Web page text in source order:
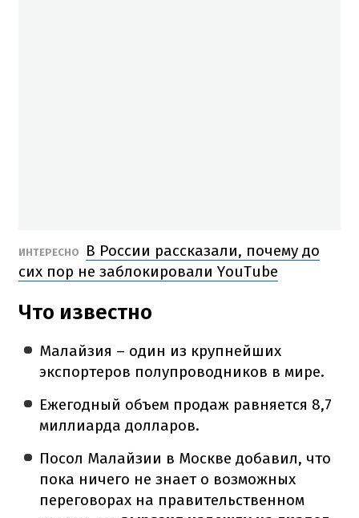
ИНТЕРЕСНО
В России рассказали, почему до
сих пор не заблокировали YouTube
Что известно
Малайзия – один из крупнейших
экспортеров полупроводников в мире.
Ежегодный объем продаж равняется 8,7
миллиарда долларов.
Посол Малайзии в Москве добавил, что
пока ничего не знает о возможных
переговорах на правительственном